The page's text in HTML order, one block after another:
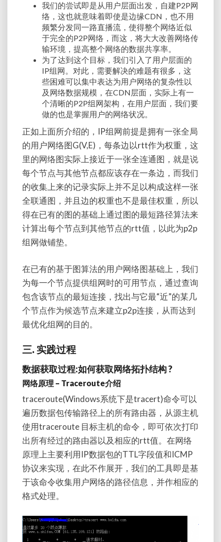
我们的尝试即是从用户层面出发，自建P2P网
络，这也就意味着即使是边缘CDN，也不用
频繁分发同一路直播流，使得整个网络近似
于完全的P2P网络，而这，将大大改善网络传
输环境，提高整个网络的数据共享率。
为了达到这个目标，我们引入了用户层面的
IP组网。对此，需要解决的难题有很多，这
些困难可以集中表达为用户网络的复杂性以
及网络数据规模，在CDN层面，实际上有一
个清晰的P2P组网架构，在用户层面，我们要
做的也是掌握用户的网络状况。
正如上面所介绍的，IP组网前提是拥有一张全局
的用户网络图G(V,E)，每条边以rtt作为权重，这
里的网络图实际上接近于一张全连通图，就是说
每个节点与其他节点都应该存在一条边，而我们
的收集上来的记录实际上并不足以构成这样一张
全联通图，并且边的权重也不是最佳权重，所以
得在已有的图的基础上通过图的最短路径算法来
计算出每个节点到其他节点的rtt值，以此为p2p
组网做铺垫。
在已有的基于图算法的用户网络图基础上，我们
为每一个节点提供组网时的可用节点，通过查询
包含该节点的最短连接，找出与它最“近”的某几
个节点作为候选节点来建立p2p连接，从而达到
最优化组网的目的。
三. 实践过程
数据获取过程:如何获取网络拓扑结构 ?
网络原理 – Traceroute介绍
traceroute(Windows系统下是tracert)命令可以
遍历数据包传输路径上的所有路由器，从源主机
使用traceroute 目标主机的命令，即可依次打印
出所有经过的路由器以及相应的rtt值。在网络
原理上主要利用IP数据包的TTL字段值和ICMP
协议来实现，在此不作展开，我们的工具即是基
于该命令收集用户网络的路径信息，并作相应的
格式处理。